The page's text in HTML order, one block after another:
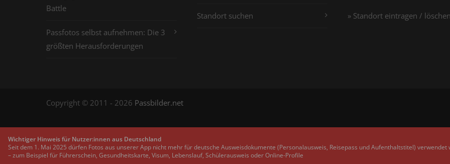
Battle
Passfotos selbst aufnehmen: Die 3
größten Herausforderungen
Standort suchen » Standort eintragen / löschen
Copyright © 2011 - 2026 Passbilder.net
Wichtiger Hinweis für Nutzer:innen aus Deutschland
Seit dem 1. Mai 2025 dürfen Fotos aus unserer App nicht mehr für deutsche Ausweisdokumente (Personalausweis, Reisepass und Aufenthaltstitel)
– zum Beispiel für Führerschein, Gesundheitskarte, Visum, Lebenslauf, Schülerausweis oder Online-Profile